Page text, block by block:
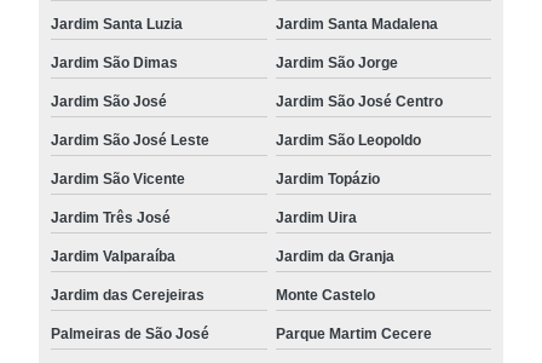
Jardim Santa Luzia Jardim Santa Madalena
Jardim São Dimas Jardim São Jorge
Jardim São José Jardim São José Centro
Jardim São José Leste Jardim São Leopoldo
Jardim São Vicente Jardim Topázio
Jardim Três José Jardim Uira
Jardim Valparaíba Jardim da Granja
Jardim das Cerejeiras Monte Castelo
Palmeiras de São José Parque Martim Cecere